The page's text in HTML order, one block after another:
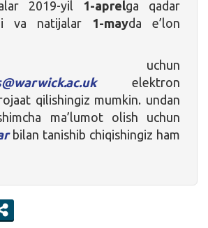
2019-yil 1-aprelga qadar
va natijalar 1-mayda e’lon
uchun
elektron
qilishingiz mumkin. undan
ma’lumot olish uchun
bilan tanishib chiqishingiz ham